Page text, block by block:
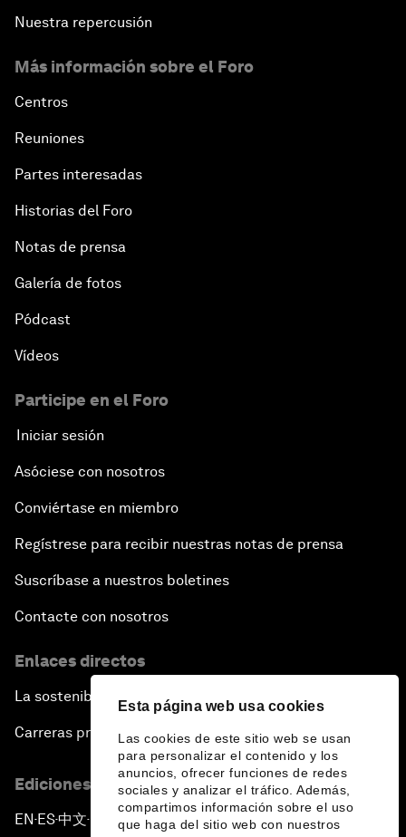
Esta página web usa cookies
Las cookies de este sitio web se usan
para personalizar el contenido y los
anuncios, ofrecer funciones de redes
sociales y analizar el tráfico. Además,
compartimos información sobre el uso
que haga del sitio web con nuestros
Nuestra repercusión
Más información sobre el Foro
Centros
Reuniones
Partes interesadas
Historias del Foro
Notas de prensa
Galería de fotos
Pódcast
Vídeos
Participe en el Foro
Iniciar sesión
Asóciese con nosotros
Conviértase en miembro
Regístrese para recibir nuestras notas de prensa
Suscríbase a nuestros boletines
Contacte con nosotros
Enlaces directos
La sostenibilidad en el Foro
Carreras profesionales
Ediciones en otros idiomas
EN ▪ES▪中文▪ 日本語